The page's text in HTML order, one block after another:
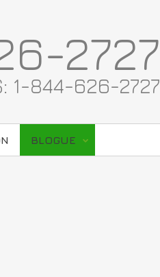
2727
1-844-626-2727
BLOGUE